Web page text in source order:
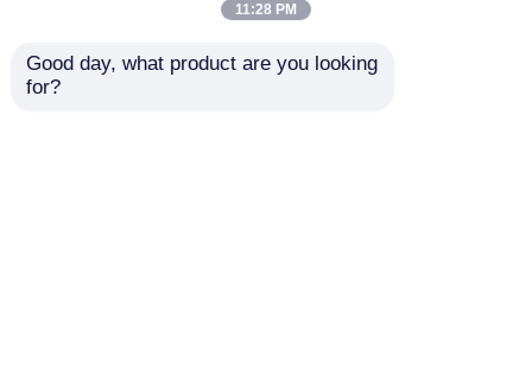
11:28 PM
Good day, what product are you looking
for?